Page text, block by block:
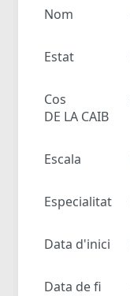
Nom
Estat
Cos
DE LA CAIB
Escala
Especialitat
Data d'inici
Data de fi